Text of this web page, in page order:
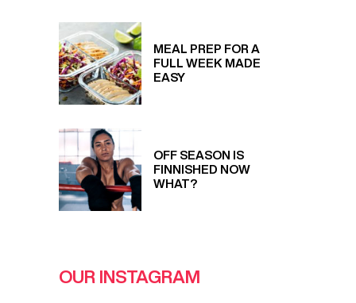
MEAL PREP FOR A
FULL WEEK MADE
EASY
OFF SEASON IS
FINNISHED NOW
WHAT?
OUR INSTAGRAM